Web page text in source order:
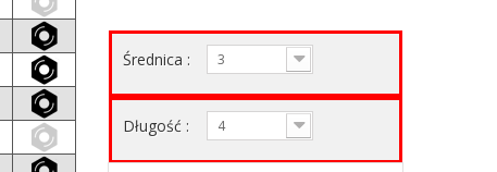
Średnica : 3
Długość : 4